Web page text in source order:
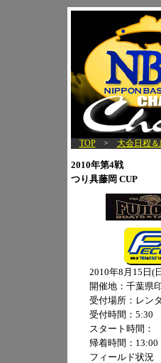
TOP > 大会日程＆
2010年第4戦
つり具藤岡 CUP
2010年8月15日(
開催地：千葉県
受付場所：レン
受付時間：5:30
スタート時間：
帰着時間：13:00
フィールド状況